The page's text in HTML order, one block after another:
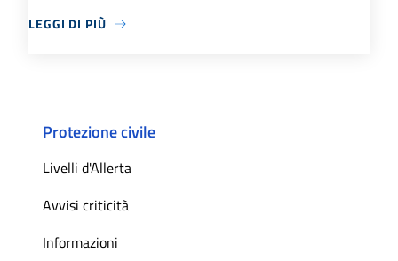
LEGGI DI PIÙ
Protezione civile
Livelli d'Allerta
Avvisi criticità
Informazioni